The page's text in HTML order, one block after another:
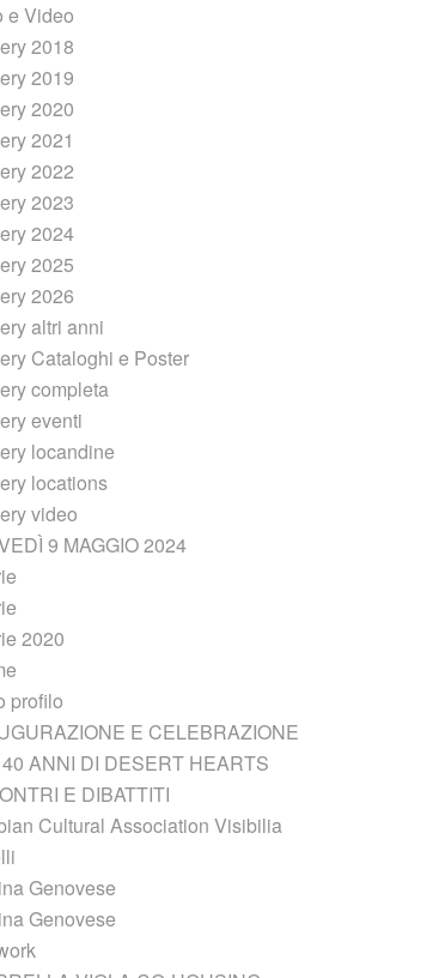
e Video
2018
2019
2020
2021
2022
2023
2024
2025
2026
altri anni
Cataloghi e Poster
completa
eventi
locandine
locations
video
9 MAGGIO 2024
2020
profilo
E CELEBRAZIONE
ANNI DI DESERT HEARTS
E DIBATTITI
Cultural Association Visibilia
Genovese
Genovese